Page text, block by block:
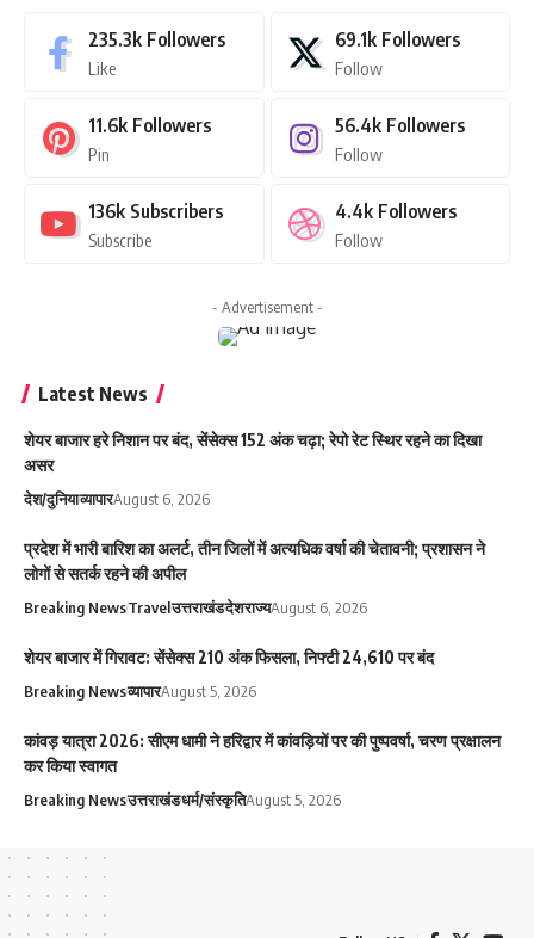
235.3k Followers
Like
69.1k Followers
Follow
11.6k Followers
Pin
56.4k Followers
Follow
136k Subscribers
Subscribe
4.4k Followers
Follow
- Advertisement -
Latest News
शेयर बाजार हरे निशान पर बंद, सेंसेक्स 152 अंक चढ़ा; रेपो रेट स्थिर रहने का दिखा
असर
देश/दुनियाव्यापारAugust 6, 2026
प्रदेश में भारी बारिश का अलर्ट, तीन जिलों में अत्यधिक वर्षा की चेतावनी; प्रशासन ने
लोगों से सतर्क रहने की अपील
Breaking NewsTravelउत्तराखंडदेशराज्यAugust 6, 2026
शेयर बाजार में गिरावट: सेंसेक्स 210 अंक फिसला, निफ्टी 24,610 पर बंद
Breaking Newsव्यापारAugust 5, 2026
कांवड़ यात्रा 2026: सीएम धामी ने हरिद्वार में कांवड़ियों पर की पुष्पवर्षा, चरण प्रक्षालन
कर किया स्वागत
Breaking Newsउत्तराखंडधर्म/संस्कृतिAugust 5, 2026